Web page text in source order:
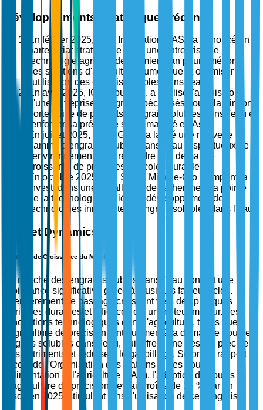
Développements stratégiques récents
En février 2025, Yara International ASA a annoncé un
partenariat stratégique avec une entreprise de
technologie agricole de premier plan pour améliorer
ses solutions d'agriculture numérique et optimiser
l'utilisation des engrais solubles dans l'eau.
En avril 2025, ICL Group Ltd. a finalisé l'acquisition
d'une entreprise d'engrais spécialisés pour élargir son
portefeuille de produits d'engrais solubles dans l'eau et
renforcer sa présence sur le marché en Asie.
En juillet 2025, Haifa Group a lancé une nouvelle
gamme d'engrais solubles dans l'eau respectueux de
l'environnement pour répondre à la demande
croissante de pratiques agricoles durables.
En octobre 2025, The Scotts Miracle-Gro Company a
investi dans une installation de recherche à la pointe
de la technologie dédiée au développement de
technologies innovantes d'engrais solubles dans l'eau.
Market Dynamics
Facteurs de Croissance du Marché
Le marché des engrais solubles dans l'eau connaît une
croissance significative grâce à plusieurs facteurs clés.
Premièrement, le passage croissant vers des pratiques
agricoles durables et efficaces est un moteur majeur. Les
innovations technologiques dans l'agriculture, telles que
l'agriculture de précision, ont augmenté la demande pour les
engrais solubles dans l'eau, qui offrent une gestion précise
des nutriments et réduisent le gaspillage. Selon un rapport
récent de l'Organisation des Nations Unies pour
l'alimentation et l'agriculture (FAO), l'adoption des outils
d'agriculture de précision devrait croître de 12 % par an
jusqu'en 2025, stimulant ainsi l'utilisation de ces engrais.